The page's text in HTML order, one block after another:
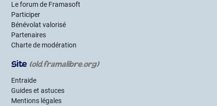
Le forum de Framasoft
Participer
Bénévolat valorisé
Partenaires
Charte de modération
Site (old.framalibre.org)
Entraide
Guides et astuces
Mentions légales